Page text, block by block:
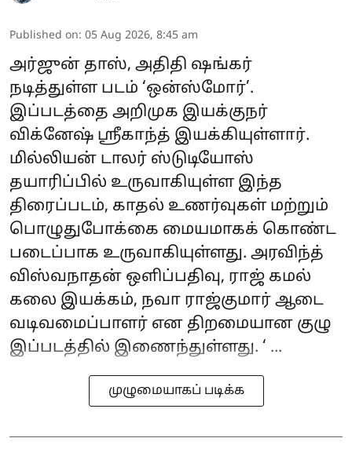
Published on: 05 Aug 2026, 8:45 am
அர்ஜுன் தாஸ், அதிதி ஷங்கர்
நடித்துள்ள படம் ‘ஒன்ஸ்மோர்’.
இப்படத்தை அறிமுக இயக்குநர்
விக்னேஷ் ஸ்ரீகாந்த் இயக்கியுள்ளார்.
மில்லியன் டாலர் ஸ்டுடியோஸ்
தயாரிப்பில் உருவாகியுள்ள இந்த
திரைப்படம், காதல் உணர்வுகள் மற்றும்
பொழுதுபோக்கை மையமாகக் கொண்ட
படைப்பாக உருவாகியுள்ளது. அரவிந்த்
விஸ்வநாதன் ஒளிப்பதிவு, ராஜ் கமல்
கலை இயக்கம், நவா ராஜ்குமார் ஆடை
வடிவமைப்பாளர் என திறமையான குழு
இப்படத்தில் இணைந்துள்ளது. ‘ ...
முழுமையாகப் படிக்க